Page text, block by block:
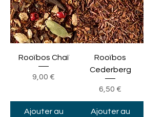
Rooïbos Chaï
Prix
9,00 €
Ajouter au
Rooïbos
Cederberg
Prix
6,50 €
Ajouter au